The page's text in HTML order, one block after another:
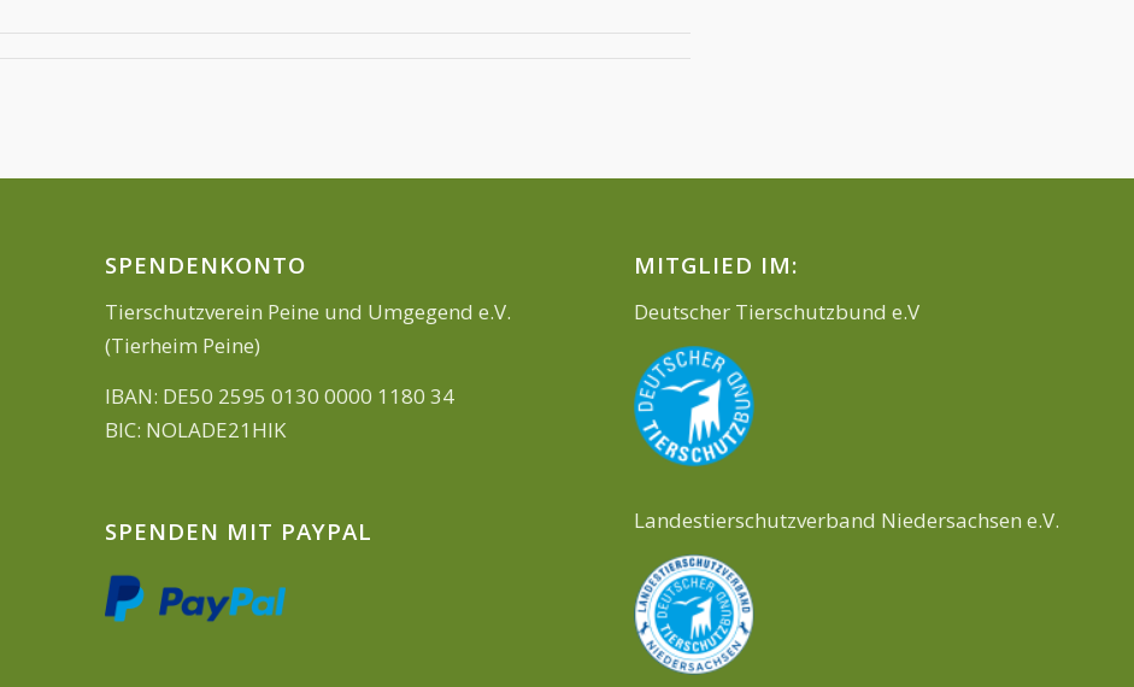
SPENDENKONTO
Tierschutzverein Peine und Umgegend e.V.
(Tierheim Peine)
IBAN: DE50 2595 0130 0000 1180 34
BIC: NOLADE21HIK
SPENDEN MIT PAYPAL
MITGLIED IM:
Deutscher Tierschutzbund e.V
Landestierschutzverband Niedersachsen e.V.